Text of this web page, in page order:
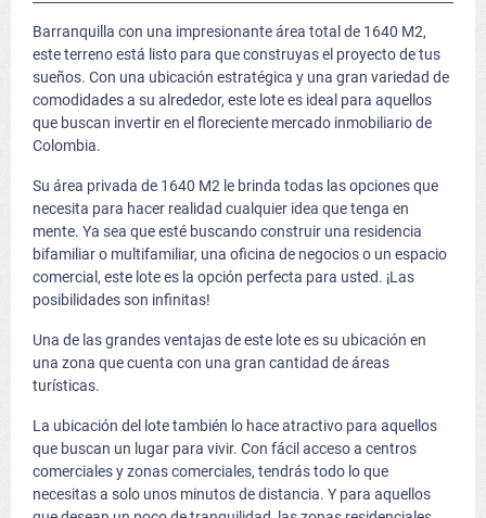
Barranquilla con una impresionante área total de 1640 M2,
este terreno está listo para que construyas el proyecto de tus
sueños. Con una ubicación estratégica y una gran variedad de
comodidades a su alrededor, este lote es ideal para aquellos
que buscan invertir en el floreciente mercado inmobiliario de
Colombia.
Su área privada de 1640 M2 le brinda todas las opciones que
necesita para hacer realidad cualquier idea que tenga en
mente. Ya sea que esté buscando construir una residencia
bifamiliar o multifamiliar, una oficina de negocios o un espacio
comercial, este lote es la opción perfecta para usted. ¡Las
posibilidades son infinitas!
Una de las grandes ventajas de este lote es su ubicación en
una zona que cuenta con una gran cantidad de áreas
turísticas.
La ubicación del lote también lo hace atractivo para aquellos
que buscan un lugar para vivir. Con fácil acceso a centros
comerciales y zonas comerciales, tendrás todo lo que
necesitas a solo unos minutos de distancia. Y para aquellos